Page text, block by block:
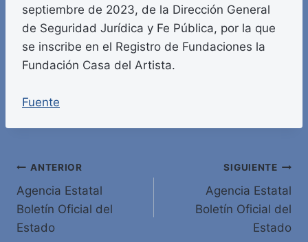
septiembre de 2023, de la Dirección General
de Seguridad Jurídica y Fe Pública, por la que
se inscribe en el Registro de Fundaciones la
Fundación Casa del Artista.
Fuente
Navegación
de
entradas
ANTERIOR
Agencia Estatal
Boletín Oficial del
Estado
SIGUIENTE
Agencia Estatal
Boletín Oficial del
Estado